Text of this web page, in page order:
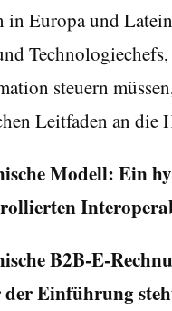
in Europa und
steuern
Leitfaden an die
Modell: Ein
B2B-E-
Einführung